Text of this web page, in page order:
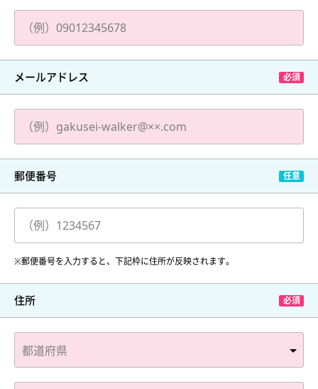
メールアドレス
郵便番号
※郵便番号を入力すると、下記枠に住所が反映されます。
住所